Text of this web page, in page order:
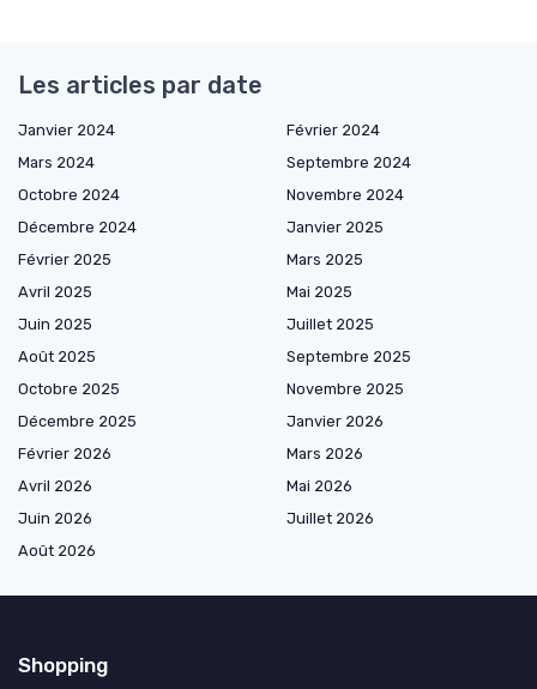
Les articles par date
Janvier 2024
Février 2024
Mars 2024
Septembre 2024
Octobre 2024
Novembre 2024
Décembre 2024
Janvier 2025
Février 2025
Mars 2025
Avril 2025
Mai 2025
Juin 2025
Juillet 2025
Août 2025
Septembre 2025
Octobre 2025
Novembre 2025
Décembre 2025
Janvier 2026
Février 2026
Mars 2026
Avril 2026
Mai 2026
Juin 2026
Juillet 2026
Août 2026
Shopping